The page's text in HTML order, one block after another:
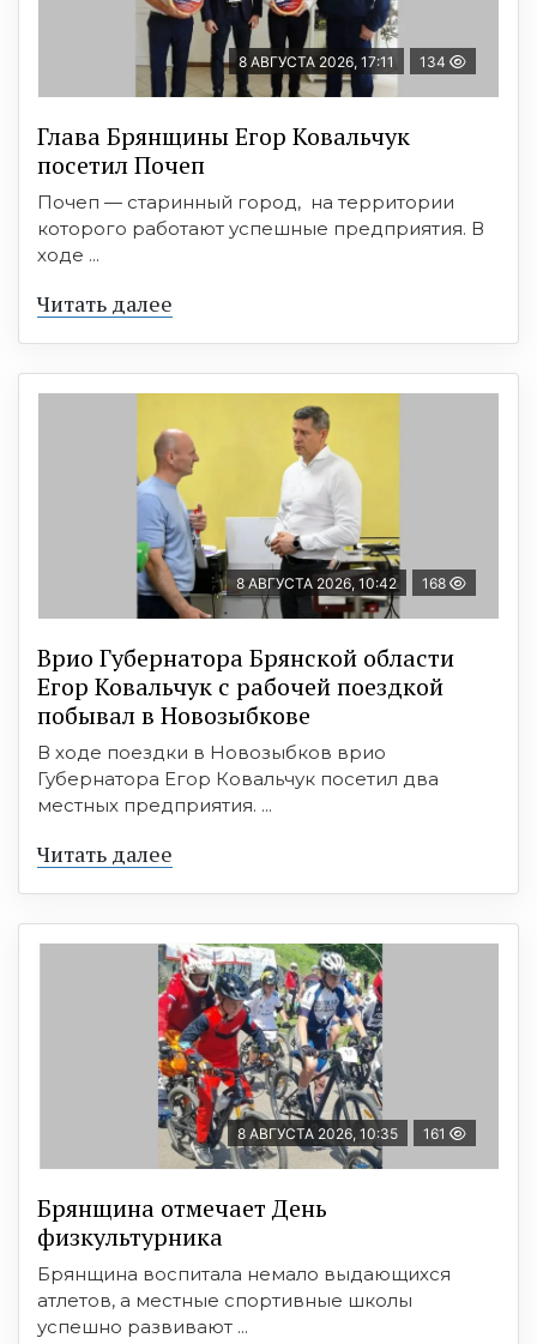
8 АВГУСТА 2026, 17:11 134
Глава Брянщины Егор Ковальчук
посетил Почеп
Почеп — старинный город, на территории
которого работают успешные предприятия. В
ходе ...
Читать далее
8 АВГУСТА 2026, 10:42 168
Врио Губернатора Брянской области
Егор Ковальчук с рабочей поездкой
побывал в Новозыбкове
В ходе поездки в Новозыбков врио
Губернатора Егор Ковальчук посетил два
местных предприятия. ...
Читать далее
8 АВГУСТА 2026, 10:35 161
Брянщина отмечает День
физкультурника
Брянщина воспитала немало выдающихся
атлетов, а местные спортивные школы
успешно развивают ...